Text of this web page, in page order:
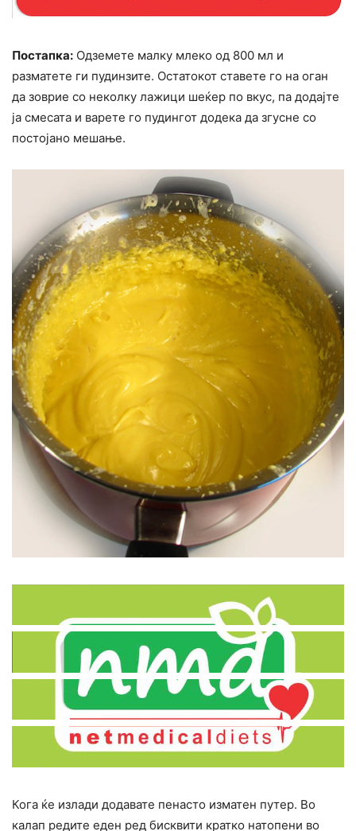
Постапка: Одземете малку млеко од 800 мл и
разматете ги пудинзите. Остатокот ставете го на оган
да зоврие со неколку лажици шеќер по вкус, па додајте
ја смесата и варете го пудингот додека да згусне со
постојано мешање.
Кога ќе излади додавате пенасто изматен путер. Во
калап редите еден ред бисквити кратко натопени во